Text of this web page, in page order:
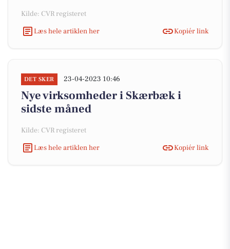
Kilde: CVR registeret
Læs hele artiklen her
Kopiér link
DET SKER 23-04-2023 10:46
Nye virksomheder i Skærbæk i
sidste måned
Kilde: CVR registeret
Læs hele artiklen her
Kopiér link